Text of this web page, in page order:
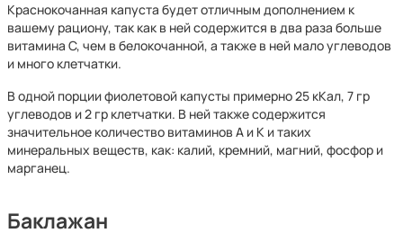
Краснокочанная капуста будет отличным дополнением к
вашему рациону, так как в ней содержится в два раза больше
витамина С, чем в белокочанной, а также в ней мало углеводов
и много клетчатки.
В одной порции фиолетовой капусты примерно 25 кКал, 7 гр
углеводов и 2 гр клетчатки. В ней также содержится
значительное количество витаминов А и К и таких
минеральных веществ, как: калий, кремний, магний, фосфор и
марганец.
Баклажан